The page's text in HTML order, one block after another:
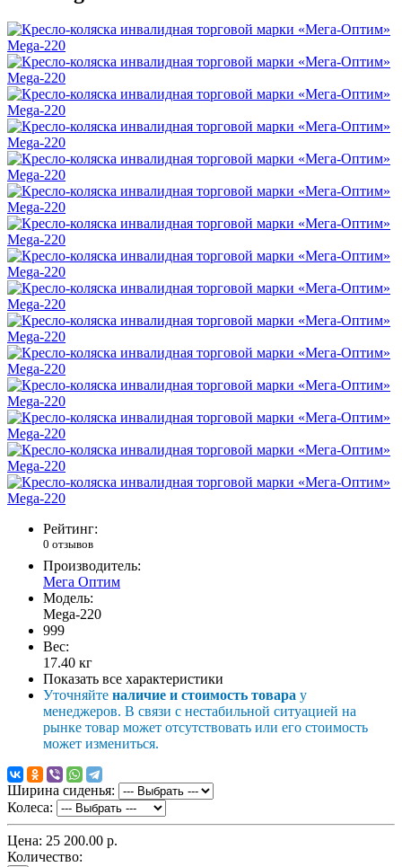
Рейтинг:
0 отзывов
Производитель:
Мега Оптим
Модель:
Mega-220
999
Вес:
17.40 кг
Показать все характеристики
Уточняйте наличие и стоимость товара у
менеджеров. В связи с нестабильной ситуацией на
рынке товар может отсутствовать или его стоимость
может измениться.
Ширина сиденья:
Колеса:
Цена: 25 200.00 р.
Количество: